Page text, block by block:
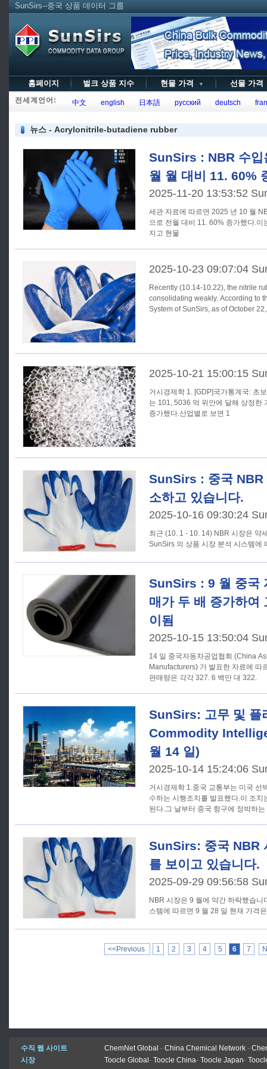
SunSirs--중국 상품 데이터 그룹
홈페이지 벌크 상품 지수 현물 가격 ▼ 선물 가
전세계언어: 中文 english 日本語 русский deutsch
뉴스 - Acrylonitrile-butadiene rubber
SunSirs : NBR 수입
월 월 대비 11. 60%
2025-11-20 13:53:52
세관 자료에 따르면 2025 년 10 월
으로 전월 대비 11. 60% 증가했다.
지고 현물
2025-10-23 09:07:04
Recently (10.14-10.22), the nitrile
consolidating weakly. According to
System of SunSirs, as of October
2025-10-21 15:00:15
거시경제학 1. [GDP]국가통계국: 초보적 계산에 따르면 첫 3 분기 GDP
는 101, 5036 억 위안에 달해 상정한
증가했다.산업별로 보면 1
SunSirs : 중국 NBR
소하고 있습니다.
2025-10-16 09:30:24
최근 (10. 1 - 10. 14) NBR 시장은 약
SunSirs 의 상품 시장 분석 시스템에
SunSirs : 9 월 중국
매가 두 배 증가하여
이됨
2025-10-15 13:50:04
14 일 중국자동차공업협회 (China
Manufacturers) 가 발표한 자료에 따
판매량은 각각 327. 6 백만 대 322.
SunSirs: 고무 및 플
Commodity
월 14 일)
2025-10-14 15:24:06
거시경제학 1.중국 교통부는 미국 선박에 대한 특별 항만 수수료를 징
수하는 시행조치를 발표했다.이 조
된다.그 날부터 중국 항구에 정박하
SunSirs: 중국 NBR
를 보이고 있습니다.
2025-09-29 09:56:58
NBR 시장은 9 월에 약간 하락했습
스템에 따르면 9 월 28 일 현재 가격
<<Previous 1 2 3 4 5 6 7
수직 웹 사이트 ChemNet Global - China Chemical Network -
시장
Toocle Global - Toocle China- Toocle Japan-